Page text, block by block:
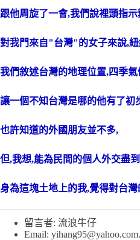
跟他周旋了一會,我們說裡頭指
對我門來自"台灣"的女子來說,
我們敘述台灣的地理位置,四季
讓一個不知台灣是哪的他有了
也許知道的外國朋友並不多,
但,我想,能為民間的個人外交盡
身為這塊土地上的我,覺得對台
留言者: 流浪牛仔
Email: